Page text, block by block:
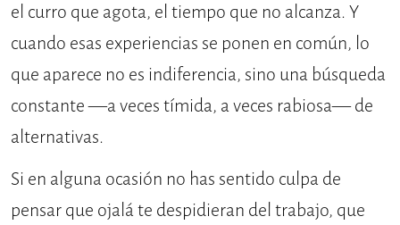
el curro que agota, el tiempo que no alcanza. Y
cuando esas experiencias se ponen en común, lo
que aparece no es indiferencia, sino una búsqueda
constante —a veces tímida, a veces rabiosa— de
alternativas.
Si en alguna ocasión no has sentido culpa de
pensar que ojalá te despidieran del trabajo, que